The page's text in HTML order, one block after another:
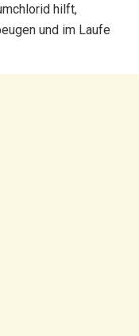
hilft,
und im Laufe